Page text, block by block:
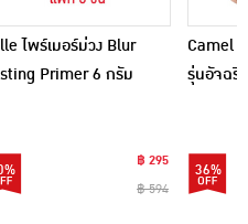
ไพร์เมอร์ม่วง Blur
Primer 6 กรัม
฿ 295
฿ 594
Camel
รุ่นอัจฉริ
36%